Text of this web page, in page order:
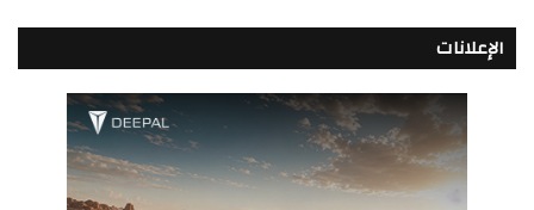
الإعلانات